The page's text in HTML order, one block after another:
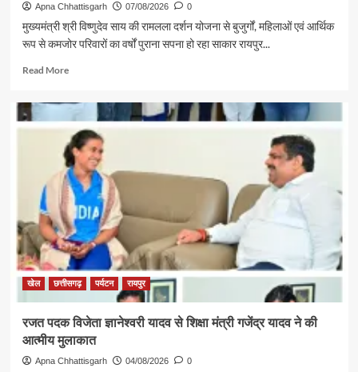
Apna Chhattisgarh 07/08/2026 0
मुख्यमंत्री श्री विष्णुदेव साय की रामलला दर्शन योजना से बुजुर्गों, महिलाओं एवं आर्थिक
रूप से कमजोर परिवारों का वर्षों पुराना सपना हो रहा साकार रायपुर...
Read MoreRead
पर्यटन
एवं
संस्कृति
मंत्री
श्री
राजेश
अग्रवाल
की
पहल
से
सरगुजा
संभाग
श्रद्धालु
भारत
गौरव
खेल छत्तीसगढ़ पर्यटन रायपुर
रजत पदक विजेता ज्ञानेश्वरी यादव से शिक्षा मंत्री गजेंद्र यादव ने की
आत्मीय मुलाकात
Apna Chhattisgarh 04/08/2026 0